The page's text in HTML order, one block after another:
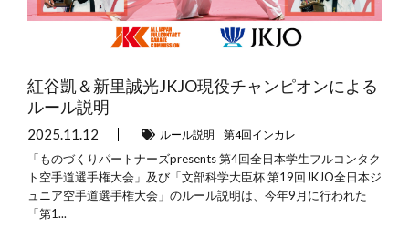
紅谷凱＆新里誠光JKJO現役チャンピオンによる
ルール説明
2025.11.12 ルール説明 第4回インカレ
「ものづくりパートナーズpresents 第4回全日本学生フルコンタク
ト空手道選手権大会」及び「文部科学大臣杯 第19回JKJO全日本ジ
ュニア空手道選手権大会」のルール説明は、今年9月に行われた
「第1...